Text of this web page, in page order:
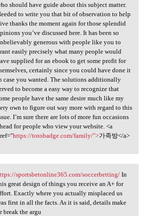
should have guide about this subject matter.
to write you that bit of observation to help
thanks the moment again for those splendid
you’ve discussed here. It has been so
generous with people like you to
easily precisely what many people would
supplied for an ebook to get some profit for
certainly since you could have done it
case you wanted. The solutions additionally
to become a easy way to recognize that
people have the same desire much like my
own to figure out way more with regard to this
I’m sure there are lots of more fun occasions
for people who view your website. <a
https://totobadge.com/family/">가족방</a>
sportsbetonline365
sportsbetonline365.com/soccerbetting/In
great design of things you receive an A+ for
Exactly where you actually misplaced us
first in all the facts. As it is said, details make
break the argu